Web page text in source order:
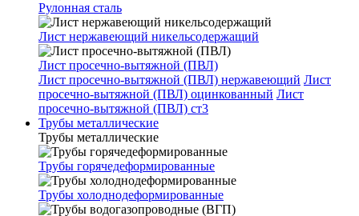
Рулонная сталь
Лист нержавеющий никельсодержащий
Лист просечно-вытяжной (ПВЛ)
Лист просечно-вытяжной (ПВЛ) нержавеющий Лист
просечно-вытяжной (ПВЛ) оцинкованный Лист
просечно-вытяжной (ПВЛ) ст3
Трубы металлические
Трубы металлические
Трубы горячедеформированные
Трубы холоднодеформированные